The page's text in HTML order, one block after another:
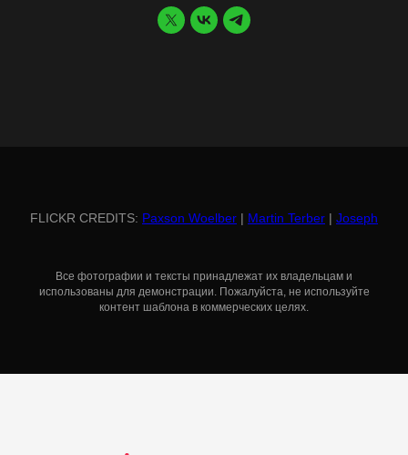
FLICKR CREDITS: Paxson Woelber | Martin Terber | Joseph
Все фотографии и тексты принадлежат их владельцам и
использованы для демонстрации. Пожалуйста, не используйте
контент шаблона в коммерческих целях.